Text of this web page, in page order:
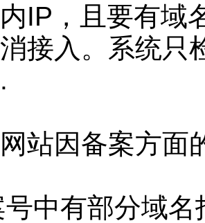
IP，且要有域
接入。系统只
站因备案方面
中有部分域